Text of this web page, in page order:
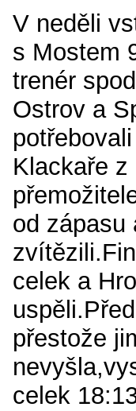
V neděli
s Mostem
trenér
Ostrov a
Klackaře
od zápasu
celek a
přestože
celek